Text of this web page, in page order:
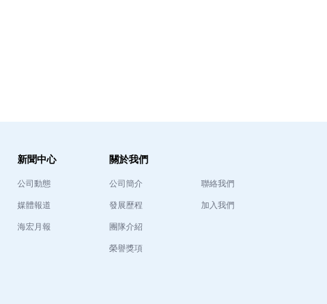
新聞中心
公司動態
媒體報道
海宏月報
關於我們
公司簡介
發展歷程
團隊介紹
榮譽獎項
聯絡我們
加入我們